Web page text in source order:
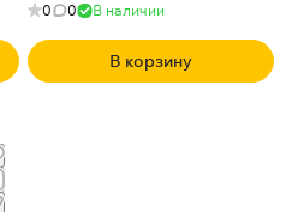
0 0 В наличии
В корзину